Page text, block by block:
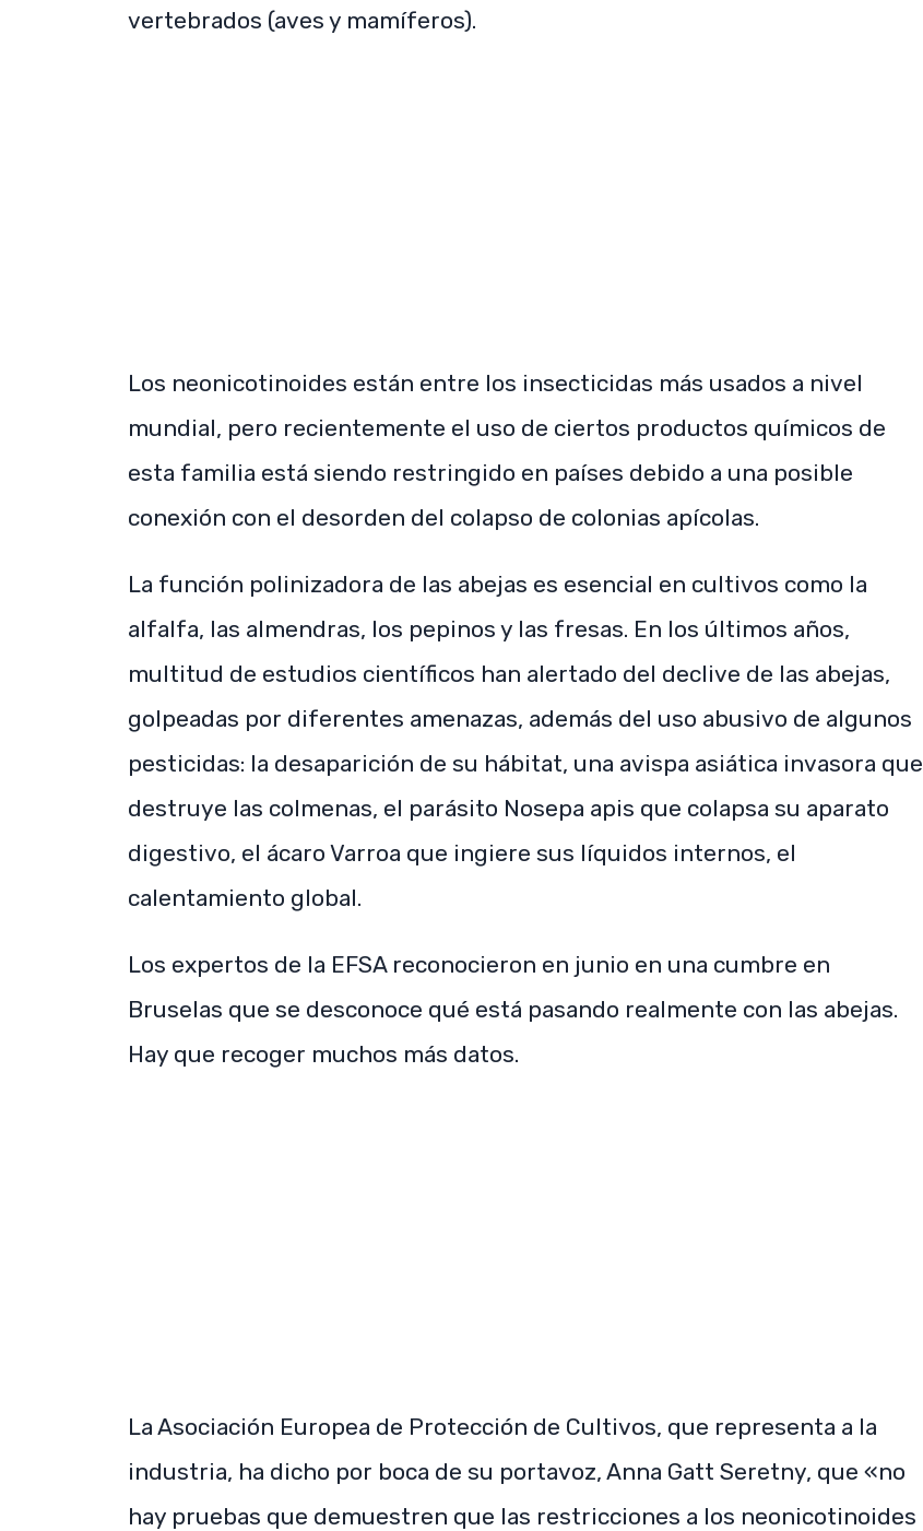
vertebrados (aves y mamíferos).
Los neonicotinoides están entre los insecticidas más usados a nivel
mundial, pero recientemente el uso de ciertos productos químicos de
esta familia está siendo restringido en países debido a una posible
conexión con el desorden del colapso de colonias apícolas.
La función polinizadora de las abejas es esencial en cultivos como la
alfalfa, las almendras, los pepinos y las fresas. En los últimos años,
multitud de estudios científicos han alertado del declive de las abejas,
golpeadas por diferentes amenazas, además del uso abusivo de algunos
pesticidas: la desaparición de su hábitat, una avispa asiática invasora que
destruye las colmenas, el parásito Nosepa apis que colapsa su aparato
digestivo, el ácaro Varroa que ingiere sus líquidos internos, el
calentamiento global.
Los expertos de la EFSA reconocieron en junio en una cumbre en
Bruselas que se desconoce qué está pasando realmente con las abejas.
Hay que recoger muchos más datos.
La Asociación Europea de Protección de Cultivos, que representa a la
industria, ha dicho por boca de su portavoz, Anna Gatt Seretny, que «no
hay pruebas que demuestren que las restricciones a los neonicotinoides